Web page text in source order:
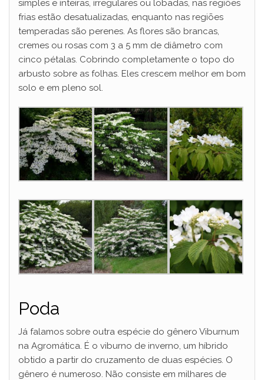
simples e inteiras, irregulares ou lobadas, nas regiões
frias estão desatualizadas, enquanto nas regiões
temperadas são perenes. As flores são brancas,
cremes ou rosas com 3 a 5 mm de diâmetro com
cinco pétalas. Cobrindo completamente o topo do
arbusto sobre as folhas. Eles crescem melhor em bom
solo e em pleno sol.
Poda
Já falamos sobre outra espécie do gênero Viburnum
na Agromática. É o viburno de inverno, um híbrido
obtido a partir do cruzamento de duas espécies. O
gênero é numeroso. Não consiste em milhares de